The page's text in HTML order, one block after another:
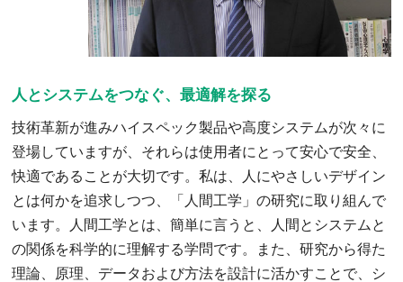
人とシステムをつなぐ、最適解を探る
技術革新が進みハイスペック製品や高度システムが次々に
登場していますが、それらは使用者にとって安心で安全、
快適であることが大切です。私は、人にやさしいデザイン
とは何かを追求しつつ、「人間工学」の研究に取り組んで
います。人間工学とは、簡単に言うと、人間とシステムと
の関係を科学的に理解する学問です。また、研究から得た
理論、原理、データおよび方法を設計に活かすことで、シ